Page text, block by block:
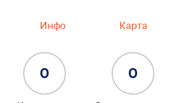
Инфо Карта
0 0